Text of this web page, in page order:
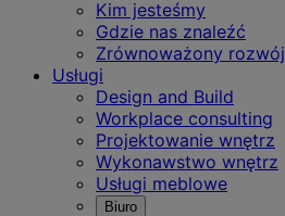
Kim jesteśmy
Gdzie nas znaleźć
Zrównoważony rozwój
Usługi
Design and Build
Workplace consulting
Projektowanie wnętrz
Wykonawstwo wnętrz
Usługi meblowe
Biuro